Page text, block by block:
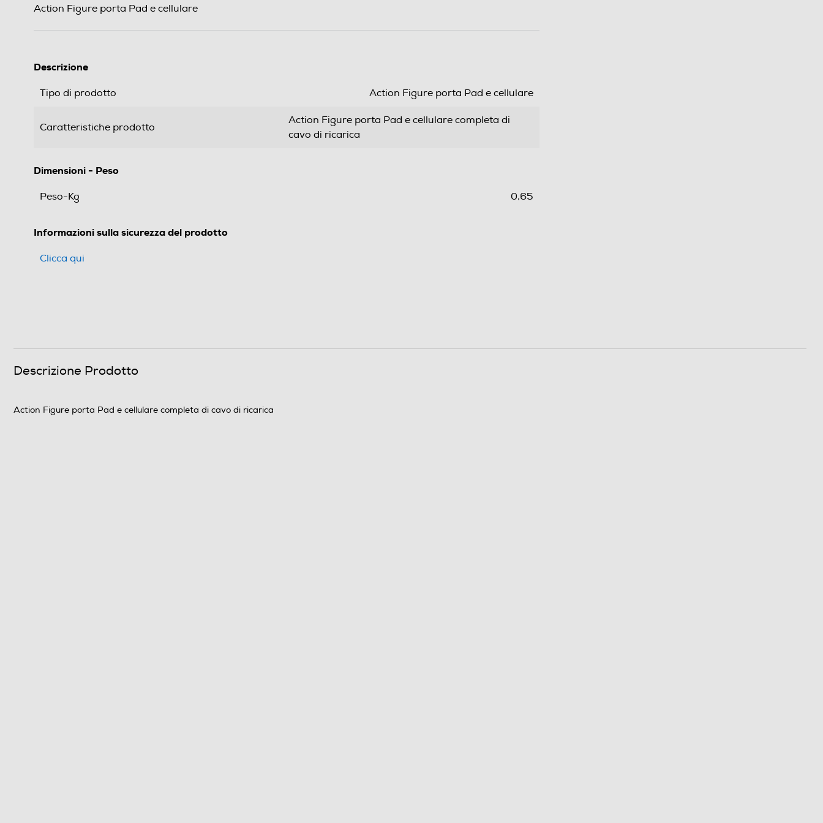
Action Figure porta Pad e cellulare
Descrizione
Tipo di prodotto Action Figure porta Pad e cellulare
Caratteristiche prodotto
Action Figure porta Pad e cellulare completa di
cavo di ricarica
Dimensioni - Peso
Peso-Kg 0,65
Informazioni sulla sicurezza del prodotto
Clicca qui
Descrizione Prodotto
Action Figure porta Pad e cellulare completa di cavo di ricarica